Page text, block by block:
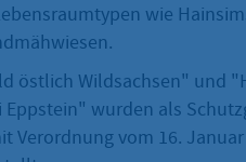
wie
östlich Wildsachsen" und
wurden als
Verordnung vom 16.